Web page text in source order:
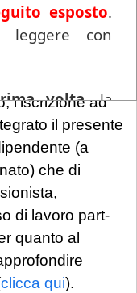
sia
di lavoro
l’iscrizione ad
il presente
(a
che di
di lavoro part-
quanto al
clicca qui).
esposto.
leggere con
volta, la
richiesta di
periodo
a fronte di
in ragione del
Si precisa
comporta un
disponibilità